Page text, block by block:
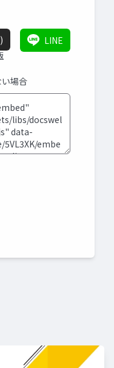
LINE
い場合